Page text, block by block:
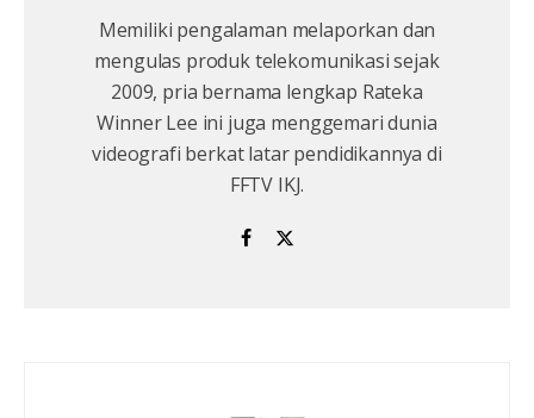
Memiliki pengalaman melaporkan dan
mengulas produk telekomunikasi sejak
2009, pria bernama lengkap Rateka
Winner Lee ini juga menggemari dunia
videografi berkat latar pendidikannya di
FFTV IKJ.